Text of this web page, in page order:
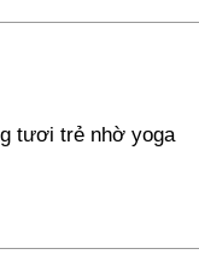
tươi trẻ nhờ yoga